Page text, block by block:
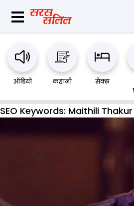
ऑडियो कहानी सेक्स
SEO Keywords: Maithili